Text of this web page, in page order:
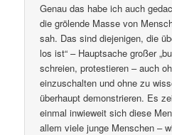
Genau das habe ich auch
die grölende Masse von
sah. Das sind diejenigen, die
los ist“ – Hauptsache großer
schreien, protestieren – auch
einzuschalten und ohne zu
überhaupt demonstrieren. Es
einmal inwieweit sich diese
allem viele junge Menschen –